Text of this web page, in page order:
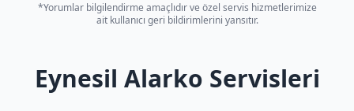
*Yorumlar bilgilendirme amaçlıdır ve özel servis hizmetlerimize
ait kullanıcı geri bildirimlerini yansıtır.
Eynesil Alarko Servisleri